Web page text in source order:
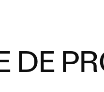
DE